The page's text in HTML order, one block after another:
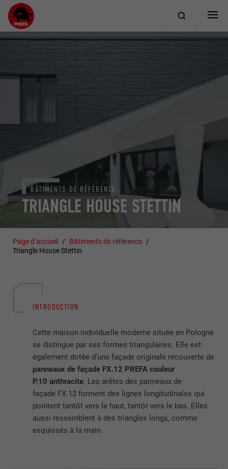
TRIANGLE HOUSE STETTIN
BÂTIMENTS DE RÉFÉRENCE
Page d’accueil
Bâtiments de référence
Triangle House Stettin
INTRODUCTION
Cette maison individuelle moderne située en Pologne
se distingue par ses formes triangulaires. Elle est
également dotée d’une façade originale recouverte de
panneaux de façade FX.12 PREFA couleur
P.10 anthracite. Les arêtes des panneaux de
façade FX.12 forment des lignes longitudinales qui
pointent tantôt vers le haut, tantôt vers le bas. Elles
aussi ressemblent à des triangles longs, comme
esquissés à la main.